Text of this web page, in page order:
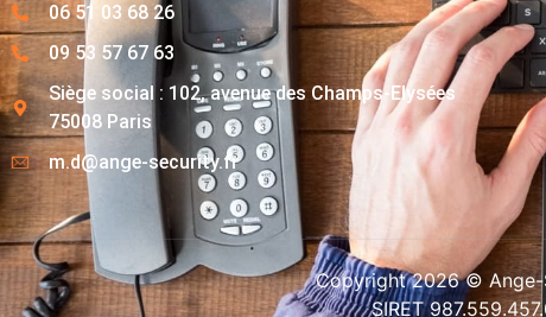
06 51 03 68 26
09 53 57 67 63
Siège social : 102, avenue des Champs-Elysées
75008 Paris
m.d@ange-security.fr
Copyright 2026 © Ange-
SIRET